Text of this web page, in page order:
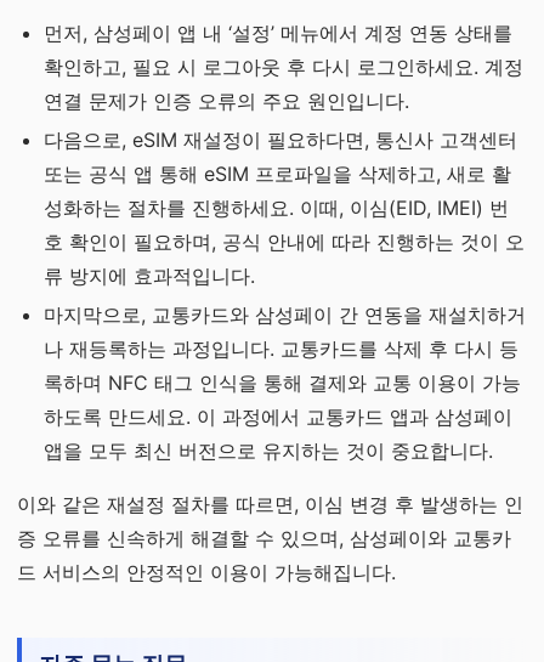
먼저, 삼성페이 앱 내 ‘설정’ 메뉴에서 계정 연동 상태를
확인하고, 필요 시 로그아웃 후 다시 로그인하세요. 계정
연결 문제가 인증 오류의 주요 원인입니다.
다음으로, eSIM 재설정이 필요하다면, 통신사 고객센터
또는 공식 앱 통해 eSIM 프로파일을 삭제하고, 새로 활
성화하는 절차를 진행하세요. 이때, 이심(EID, IMEI) 번
호 확인이 필요하며, 공식 안내에 따라 진행하는 것이 오
류 방지에 효과적입니다.
마지막으로, 교통카드와 삼성페이 간 연동을 재설치하거
나 재등록하는 과정입니다. 교통카드를 삭제 후 다시 등
록하며 NFC 태그 인식을 통해 결제와 교통 이용이 가능
하도록 만드세요. 이 과정에서 교통카드 앱과 삼성페이
앱을 모두 최신 버전으로 유지하는 것이 중요합니다.
이와 같은 재설정 절차를 따르면, 이심 변경 후 발생하는 인
증 오류를 신속하게 해결할 수 있으며, 삼성페이와 교통카
드 서비스의 안정적인 이용이 가능해집니다.